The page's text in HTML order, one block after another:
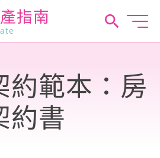
指南
約範本：房
約書